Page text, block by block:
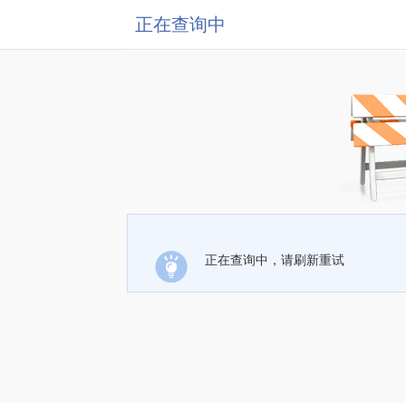
正在查询中
正在查询中，请刷新重试